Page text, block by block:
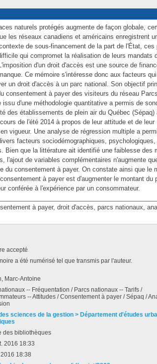
naturels protégés augmente de façon globale,
les réseaux canadiens et américains enregistrent
de sous-financement de la part de l'État, ces
qui compromet la réalisation de leurs mandats
d'un droit d'accès est une source de
Ce mémoire s'intéresse donc aux facteurs qui
un droit d'accès à un parc national. Son objectif
consentement à payer des visiteurs du réseau Parcs
d'une méthodologie quantitative a permis de
des établissements de plein air du Québec (Sépaq)
de l'été 2014 à propos de leur attitude et de leur
vigueur. Une analyse de régression multiple a
facteurs sociodémographiques, psychologiques,
Bien que la littérature ait identifié une faiblesse des
l'ajout de variables complémentaires n'augmente
du consentement à payer. On constate ainsi que le
à payer est d'augmenter le montant du
conférée à l'expérience par un consommateur.
à payer, droit d'accès, parcs nationaux,
accepté
a été numérisé tel que transmis par l'auteur.
Marc-Antoine
-- Fréquentation / Parcs nationaux -- Tarifs /
-- Attitudes / Consentement à payer / Sépaq /
sciences de la gestion > Département d'études
des bibliothèques
2016 18:33
18:38